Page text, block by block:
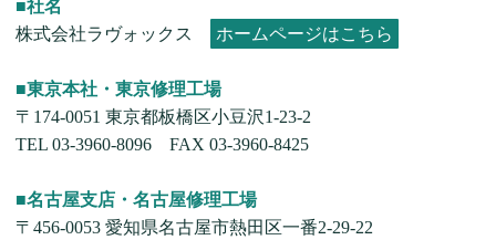
■社名
株式会社ラヴォックス
ホームページはこちら
■東京本社・東京修理工場
〒174-0051 東京都板橋区小豆沢1-23-2
TEL 03-3960-8096 FAX 03-3960-8425
■名古屋支店・名古屋修理工場
〒456-0053 愛知県名古屋市熱田区一番2-29-22